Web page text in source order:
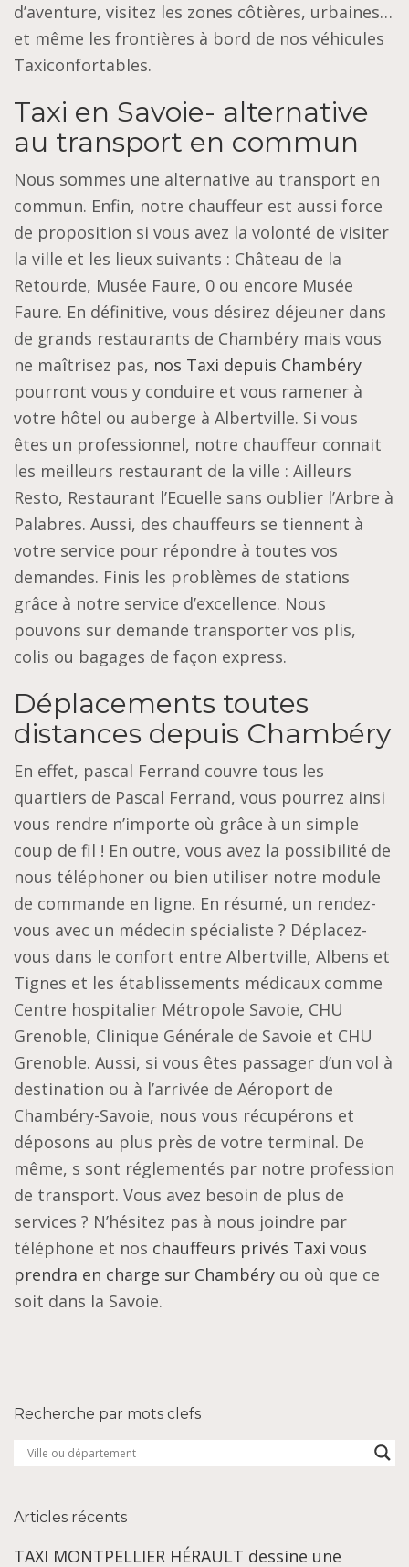
d’aventure, visitez les zones côtières, urbaines…
et même les frontières à bord de nos véhicules
Taxiconfortables.
Taxi en Savoie- alternative
au transport en commun
Nous sommes une alternative au transport en
commun. Enfin, notre chauffeur est aussi force
de proposition si vous avez la volonté de visiter
la ville et les lieux suivants : Château de la
Retourde, Musée Faure, 0 ou encore Musée
Faure. En définitive, vous désirez déjeuner dans
de grands restaurants de Chambéry mais vous
ne maîtrisez pas, nos Taxi depuis Chambéry
pourront vous y conduire et vous ramener à
votre hôtel ou auberge à Albertville. Si vous
êtes un professionnel, notre chauffeur connait
les meilleurs restaurant de la ville : Ailleurs
Resto, Restaurant l’Ecuelle sans oublier l’Arbre à
Palabres. Aussi, des chauffeurs se tiennent à
votre service pour répondre à toutes vos
demandes. Finis les problèmes de stations
grâce à notre service d’excellence. Nous
pouvons sur demande transporter vos plis,
colis ou bagages de façon express.
Déplacements toutes
distances depuis Chambéry
En effet, pascal Ferrand couvre tous les
quartiers de Pascal Ferrand, vous pourrez ainsi
vous rendre n’importe où grâce à un simple
coup de fil ! En outre, vous avez la possibilité de
nous téléphoner ou bien utiliser notre module
de commande en ligne. En résumé, un rendez-
vous avec un médecin spécialiste ? Déplacez-
vous dans le confort entre Albertville, Albens et
Tignes et les établissements médicaux comme
Centre hospitalier Métropole Savoie, CHU
Grenoble, Clinique Générale de Savoie et CHU
Grenoble. Aussi, si vous êtes passager d’un vol à
destination ou à l’arrivée de Aéroport de
Chambéry-Savoie, nous vous récupérons et
déposons au plus près de votre terminal. De
même, s sont réglementés par notre profession
de transport. Vous avez besoin de plus de
services ? N’hésitez pas à nous joindre par
téléphone et nos chauffeurs privés Taxi vous
prendra en charge sur Chambéry ou où que ce
soit dans la Savoie.
Recherche par mots clefs
Articles récents
TAXI MONTPELLIER HÉRAULT dessine une